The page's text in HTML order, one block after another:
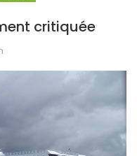
critiquée